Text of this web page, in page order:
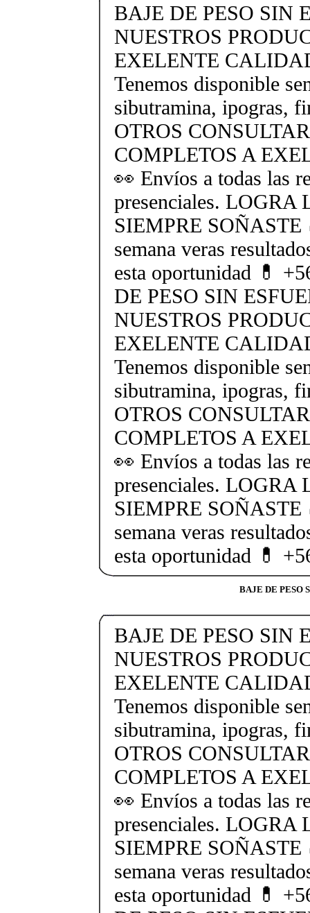
BAJE DE PESO SIN
NUESTROS
EXELENTE
Tenemos disponible
sibutramina, ipogras,
OTROS
COMPLETOS A
👀 Envíos a todas las
presenciales.
SIEMPRE SOÑASTE
semana veras
esta oportunidad 💊
DE PESO SIN
NUESTROS
EXELENTE
Tenemos disponible
sibutramina, ipogras,
OTROS
COMPLETOS A
👀 Envíos a todas las
presenciales.
SIEMPRE SOÑASTE
semana veras
esta oportunidad 💊
BAJE DE PESO
BAJE DE PESO SIN
NUESTROS
EXELENTE
Tenemos disponible
sibutramina, ipogras,
OTROS
COMPLETOS A
👀 Envíos a todas las
presenciales.
SIEMPRE SOÑASTE
semana veras
esta oportunidad 💊